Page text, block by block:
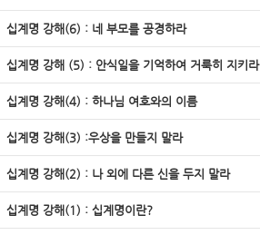
십계명 강해(6) : 네 부모를 공경하라
십계명 강해 (5) : 안식일을 기억하여 거룩히 지키라
십계명 강해(4) : 하나님 여호와의 이름
십계명 강해(3) :우상을 만들지 말라
십계명 강해(2) : 나 외에 다른 신을 두지 말라
십계명 강해(1) : 십계명이란?